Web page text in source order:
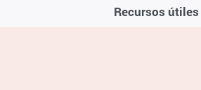
Recursos útiles